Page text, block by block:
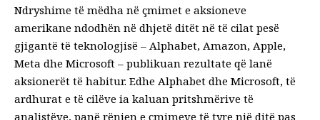
Ndryshime të mëdha në çmimet e aksioneve
amerikane ndodhën në dhjetë ditët në të cilat pesë
gjigantë të teknologjisë – Alphabet, Amazon, Apple,
Meta dhe Microsoft – publikuan rezultate që lanë
aksionerët të habitur. Edhe Alphabet dhe Microsoft, të
ardhurat e të cilëve ia kaluan pritshmërive të
analistëve, panë rënien e çmimeve të tyre një ditë pas